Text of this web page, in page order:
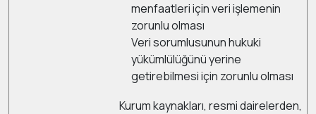
menfaatleri için veri işlemenin
zorunlu olması
Veri sorumlusunun hukuki
yükümlülüğünü yerine
getirebilmesi için zorunlu olması
Kurum kaynakları, resmi dairelerden,